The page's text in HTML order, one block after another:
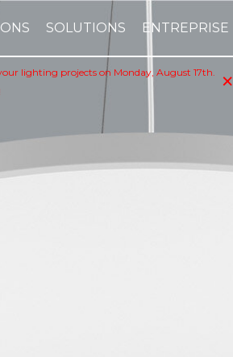
SOLUTIONS ENTREPRISE
lighting projects on Monday, August 17th.
×